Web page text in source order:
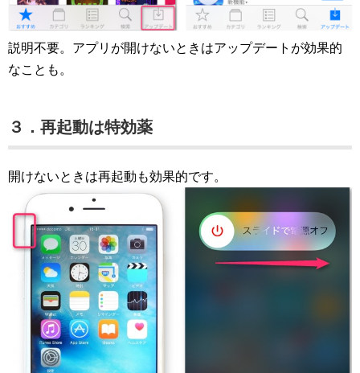
説明不要。アプリが開けないときはアップデートが効果的
なことも。
３．再起動は特効薬
開けないときは再起動も効果的です。